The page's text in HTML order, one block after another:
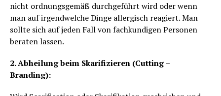
nicht ordnungsgemäß durchgeführt wird oder wenn
man auf irgendwelche Dinge allergisch reagiert. Man
sollte sich auf jeden Fall von fachkundigen Personen
beraten lassen.
2. Abheilung beim Skarifizieren (Cutting –
Branding):